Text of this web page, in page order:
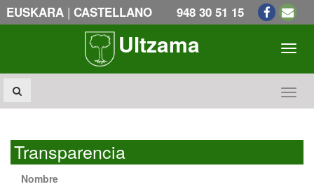
EUSKARA | CASTELLANO 948 30 51 15
Ultzama
Transparencia
Nombre